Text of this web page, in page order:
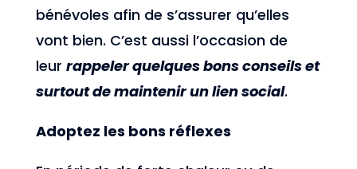
bénévoles afin de s’assurer qu’elles
vont bien. C’est aussi l’occasion de
leur rappeler quelques bons conseils et
surtout de maintenir un lien social.
Adoptez les bons réflexes